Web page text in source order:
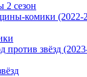
2 сезон